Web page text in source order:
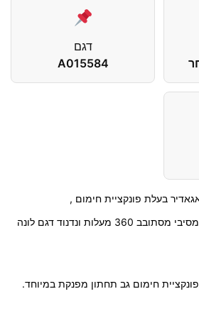
דגם
A015584
בעלת פונקציית חימום ,
מגוון פעולות עיסוי ומנגנון מסיבי מסתובב 360 מעלות ונדנוד דגם לונה